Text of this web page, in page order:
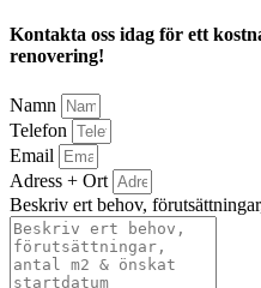
Kontakta oss idag för ett
renovering!
Namn
Telefon
Email
Adress + Ort
Beskriv ert behov,